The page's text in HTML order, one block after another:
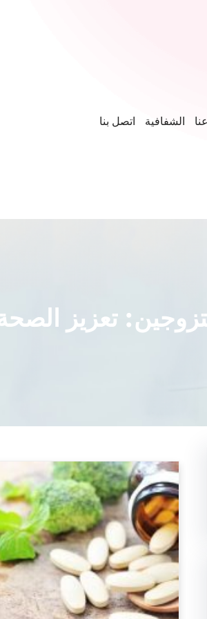
الشفافية اتصل بنا
تعزيز